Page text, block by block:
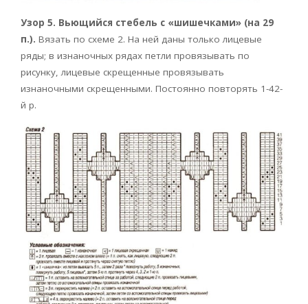
Узор 5. Вьющийся стебель с «шишечками» (на 29
п.). Вязать по схеме 2. На ней даны только лицевые
ряды; в изнаночных рядах петли провязывать по
рисунку, лицевые скрещенные провязывать
изнаночными скрещенными. Постоянно повторять 1-42-
й р.